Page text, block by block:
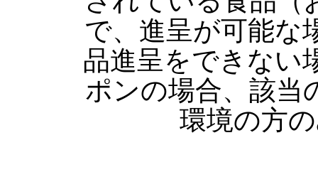
で、進呈が可能な
品進呈をできない
ポンの場合、該当
環境の方